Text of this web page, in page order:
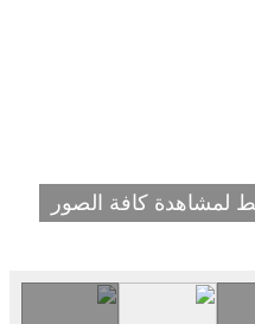
لمشاهدة كافة الصور